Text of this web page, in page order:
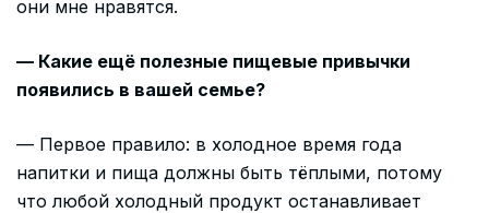
они мне нравятся.
— Какие ещё полезные пищевые привычки
появились в вашей семье?
— Первое правило: в холодное время года
напитки и пища должны быть тёплыми, потому
что любой холодный продукт останавливает